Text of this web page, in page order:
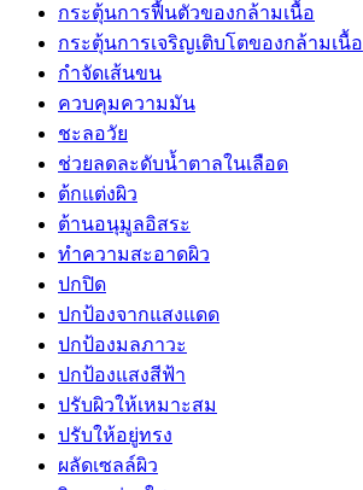
กระตุ้นการฟื้นตัวของกล้ามเนื้อ
กระตุ้นการเจริญเติบโตของกล้ามเนื้อ
กำจัดเส้นขน
ควบคุมความมัน
ชะลอวัย
ช่วยลดละดับน้ำตาลในเลือด
ต้กแต่งผิว
ต้านอนุมูลอิสระ
ทำความสะอาดผิว
ปกปิด
ปกป้องจากแสงแดด
ปกป้องมลภาวะ
ปกป้องแสงสีฟ้า
ปรับผิวให้เหมาะสม
ปรับให้อยู่ทรง
ผลัดเซลล์ผิว